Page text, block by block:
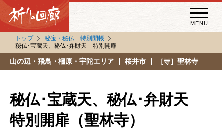
MENU
秘宝・秘仏特別開帳
祈りの回廊コラム
トップ
秘宝・秘仏 特別開帳
秘仏･宝蔵天、秘仏･弁財天 特別開扉
山の辺・飛鳥・橿原・宇陀エリア ｜ 桜井市 ｜ ［寺］聖林寺
秘仏･宝蔵天、秘仏･弁財天
特別開扉（聖林寺）